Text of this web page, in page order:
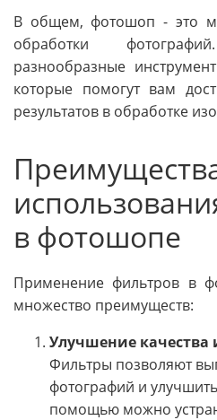
В общем, фотошоп - это
обработки
разнообразные
которые помогут вам
результатов в обработке
в фотошопе
Применение фильтров в
множество преимуществ:
Улучшение
Фильтры позволяют
фотографий и
помощью можно